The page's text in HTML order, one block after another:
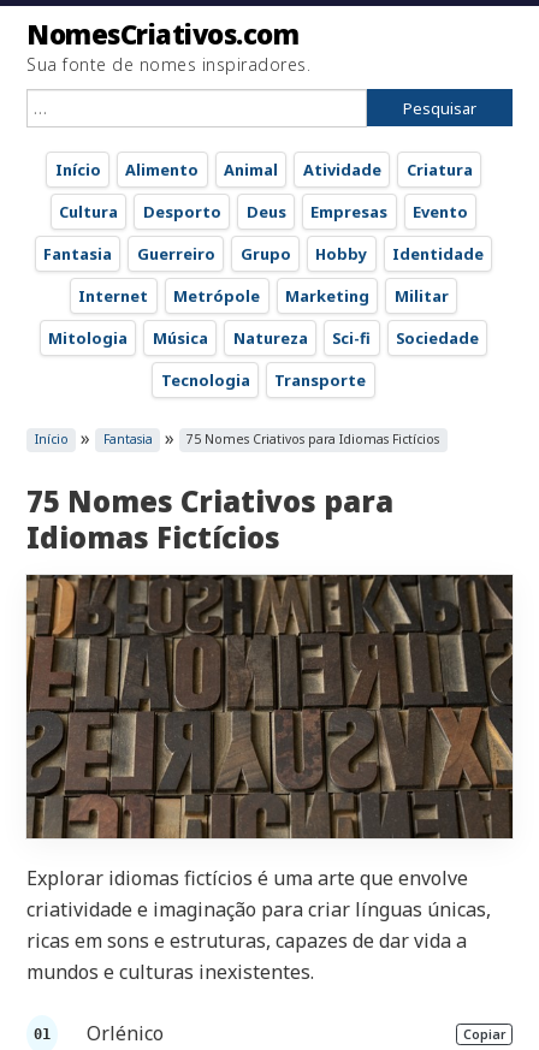
NomesCriativos.com
Sua fonte de nomes inspiradores.
por:
Início Alimento Animal Atividade
Criatura
Cultura
Desporto Deus Empresas
Evento
Fantasia
Guerreiro Grupo Hobby
Identidade
Internet
Metrópole Marketing
Militar
Mitologia
Música Natureza Sci-fi
Sociedade
Tecnologia
Transporte
Início » Fantasia » 75 Nomes Criativos para Idiomas Fictícios
75 Nomes Criativos para
Idiomas Fictícios
Explorar idiomas fictícios é uma arte que envolve
criatividade e imaginação para criar línguas únicas,
ricas em sons e estruturas, capazes de dar vida a
mundos e culturas inexistentes.
Orlénico Copiar